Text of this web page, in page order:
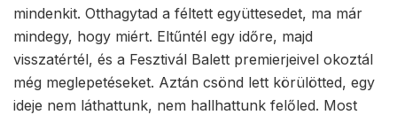
mindenkit. Otthagytad a féltett együttesedet, ma már
mindegy, hogy miért. Eltűntél egy időre, majd
visszatértél, és a Fesztivál Balett premierjeivel okoztál
még meglepetéseket. Aztán csönd lett körülötted, egy
ideje nem láthattunk, nem hallhattunk felőled. Most